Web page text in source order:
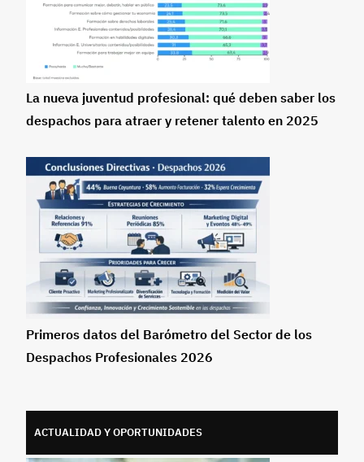
La nueva juventud profesional: qué deben saber los
despachos para atraer y retener talento en 2025
Primeros datos del Barómetro del Sector de los
Despachos Profesionales 2026
ACTUALIDAD Y OPORTUNIDADES